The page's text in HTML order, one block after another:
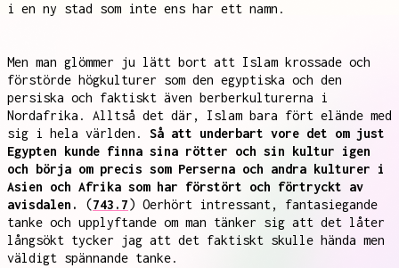
i en ny stad som inte ens har ett namn.
Men man glömmer ju lätt bort att Islam krossade och
förstörde högkulturer som den egyptiska och den
persiska och faktiskt även berberkulturerna i
Nordafrika. Alltså det där, Islam bara fört elände med
sig i hela världen. Så att underbart vore det om just
Egypten kunde finna sina rötter och sin kultur igen
och börja om precis som Perserna och andra kulturer i
Asien och Afrika som har förstört och förtryckt av
avisdalen.
(743.7) Oerhört intressant, fantasiegande
tanke och upplyftande om man tänker sig att det låter
långsökt tycker jag att det faktiskt skulle hända men
väldigt spännande tanke.